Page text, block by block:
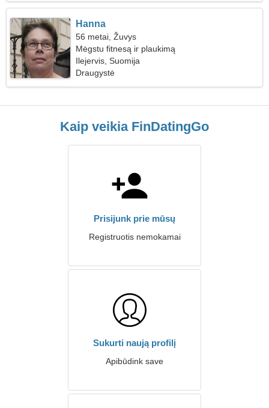
Hanna
56 metai, Žuvys
Mėgstu fitnesą ir plaukimą
Ilejervis, Suomija
Draugystė
Kaip veikia FinDatingGo
Prisijunk prie mūsų
Registruotis nemokamai
Sukurti naują profilį
Apibūdink save